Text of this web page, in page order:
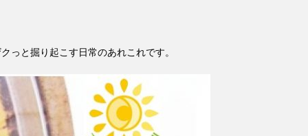
と掘り起こす日常のあれこれです。